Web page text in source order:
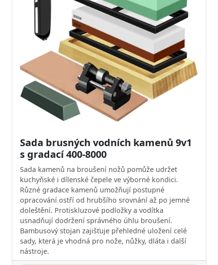
Sada brusných vodních kamenů 9v1
s gradací 400-8000
Sada kamenů na broušení nožů pomůže udržet
kuchyňské i dílenské čepele ve výborné kondici.
Různé gradace kamenů umožňují postupné
opracování ostří od hrubšího srovnání až po jemné
doleštění. Protiskluzové podložky a vodítka
usnadňují dodržení správného úhlu broušení.
Bambusový stojan zajišťuje přehledné uložení celé
sady, která je vhodná pro nože, nůžky, dláta i další
nástroje.